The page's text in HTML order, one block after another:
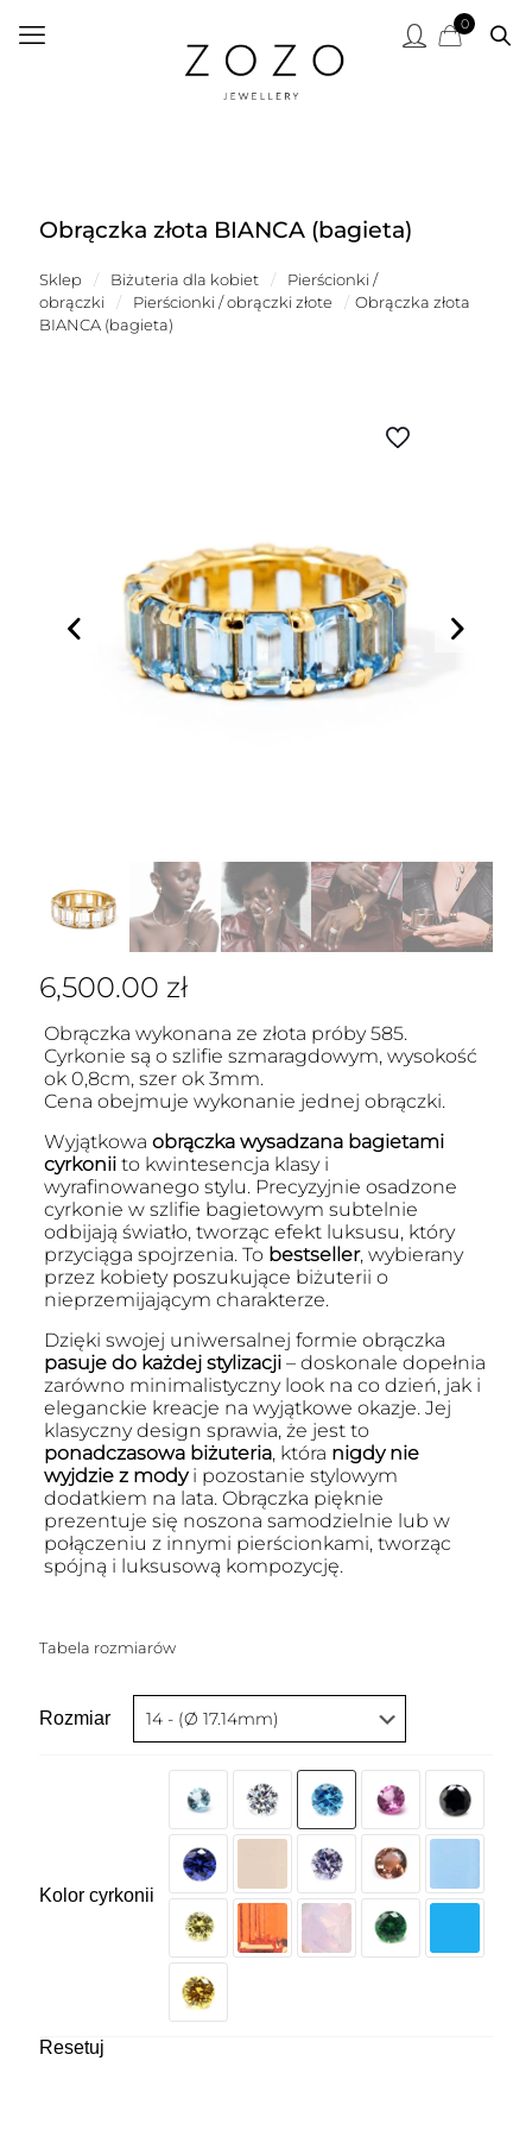
0
Obrączka złota BIANCA (bagieta)
Sklep / Biżuteria dla kobiet /
Pierścionki /
obrączki
/ Pierścionki / obrączki złote / Obrączka złota
BIANCA (bagieta)
6,500.00 zł
Obrączka wykonana ze złota próby 585.
Cyrkonie są o szlifie szmaragdowym, wysokość
ok 0,8cm, szer ok 3mm.
Cena obejmuje wykonanie jednej obrączki.
Wyjątkowa obrączka wysadzana bagietami
cyrkoniito kwintesencja klasy i
wyrafinowanego stylu. Precyzyjnie osadzone
cyrkonie w szlifie bagietowym subtelnie
odbijają światło, tworząc efekt luksusu, który
przyciąga spojrzenia. To bestseller, wybierany
przez kobiety poszukujące biżuterii o
nieprzemijającym charakterze.
Dzięki swojej uniwersalnej formie obrączka
pasuje do każdej stylizacji– doskonale dopełnia
zarówno minimalistyczny look na co dzień, jak i
eleganckie kreacje na wyjątkowe okazje. Jej
klasyczny design sprawia, że jest to
ponadczasowa biżuteria, która nigdy nie
wyjdzie z modyi pozostanie stylowym
dodatkiem na lata. Obrączka pięknie
prezentuje się noszona samodzielnie lub w
połączeniu z innymi pierścionkami, tworząc
spójną i luksusową kompozycję.
Tabela rozmiarów
Rozmiar
Kolor cyrkonii
Resetuj